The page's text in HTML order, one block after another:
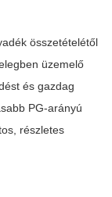
összetételétől
üzemelő
és gazdag
PG-arányú
részletes